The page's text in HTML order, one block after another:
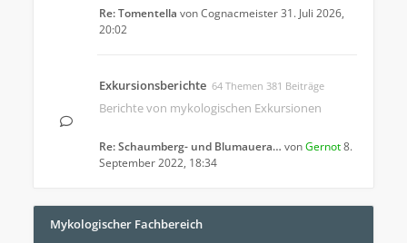
Re: Tomentella vonCognacmeister31. Juli 2026,
20:02
Exkursionsberichte 64 Themen 381 Beiträge
Berichte von mykologischen Exkursionen
Re: Schaumberg- und Blumauera… vonGernot8.
September 2022, 18:34
Mykologischer Fachbereich